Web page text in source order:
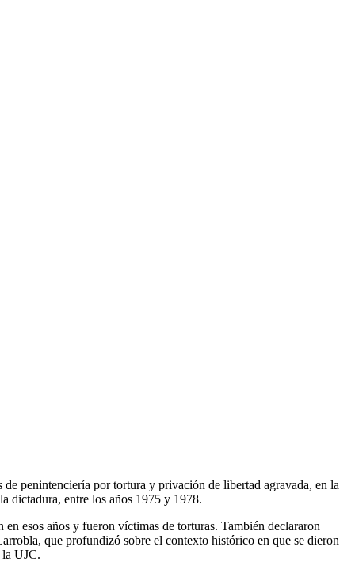
penintenciería por tortura y privación de libertad agravada, en la
dictadura, entre los años 1975 y 1978.
esos años y fueron víctimas de torturas. También declararon
que profundizó sobre el contexto histórico en que se dieron
la UJC.